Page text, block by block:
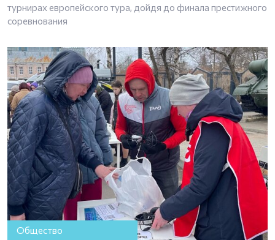
турнирах европейского тура, дойдя до финала престижного
соревнования
Общество